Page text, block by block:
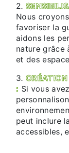
2.
Nous
favoriser la
aidons les
nature grâce
et des
3.
: Si vous
peut inclure
accessibles,